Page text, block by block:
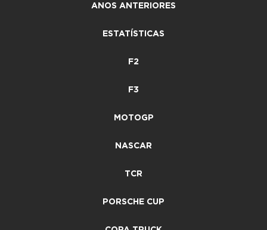
ANOS ANTERIORES
ESTATÍSTICAS
F2
F3
MOTOGP
NASCAR
TCR
PORSCHE CUP